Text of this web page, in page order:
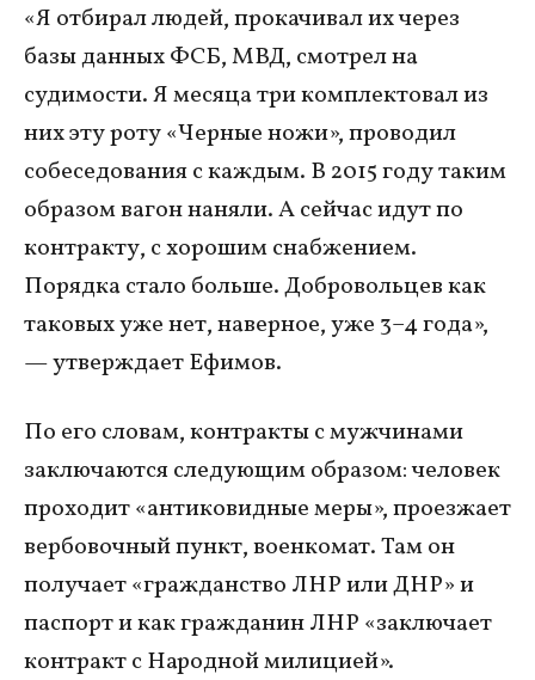
«Я отбирал людей, прокачивал их через
базы данных ФСБ, МВД, смотрел на
судимости. Я месяца три комплектовал из
них эту роту «Черные ножи», проводил
собеседования с каждым. В 2015 году таким
образом вагон наняли. А сейчас идут по
контракту, с хорошим снабжением.
Порядка стало больше. Добровольцев как
таковых уже нет, наверное, уже 3–4 года»,
— утверждает Ефимов.
По его словам, контракты с мужчинами
заключаются следующим образом: человек
проходит «антиковидные меры», проезжает
вербовочный пункт, военкомат. Там он
получает «гражданство ЛНР или ДНР» и
паспорт и как гражданин ЛНР «заключает
контракт с Народной милицией».